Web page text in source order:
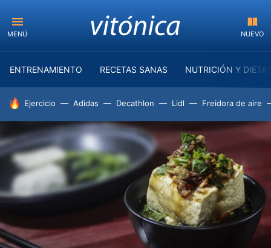
MENÚ NUEVO
ENTRENAMIENTO RECETAS SANAS NUTRICIÓN Y
HOY SE HABLA DE
Ejercicio Adidas Decathlon Lidl Freidora de aire